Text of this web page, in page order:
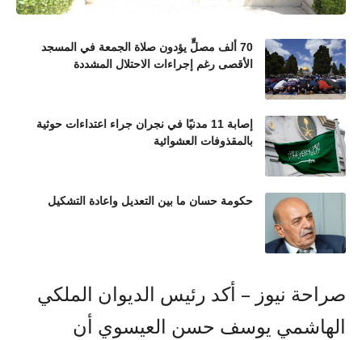
70 ألف مصلٍّ يؤدون صلاة الجمعة في المسجد
الأقصى رغم إجراءات الاحتلال المشددة
إصابة 11 مدنيًا في نجران جراء اعتداءات حوثية
بالمقذوفات العشوائية
حكومة حسان ما بين التعديل واعادة التشكيل
صراحة نيوز – أكد رئيس الديوان الملكي
الهاشمي يوسف حسن العيسوي أن